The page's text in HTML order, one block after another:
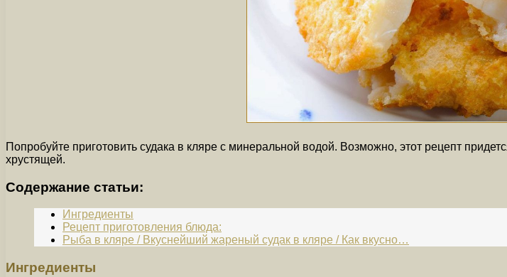
Попробуйте приготовить судака в кляре с минеральной водой. Возможно, этот рецепт
хрустящей.
Содержание статьи:
Ингредиенты
Рецепт приготовления блюда:
Рыба в кляре / Вкуснейший жареный судак в кляре / Как вкусно…
Ингредиенты